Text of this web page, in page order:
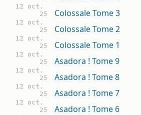
12 oct.
25
Colossale Tome 3
12 oct.
25
Colossale Tome 2
12 oct.
25
Colossale Tome 1
12 oct.
25
Asadora ! Tome 9
12 oct.
25
Asadora ! Tome 8
12 oct.
25
Asadora ! Tome 7
12 oct.
25
Asadora ! Tome 6